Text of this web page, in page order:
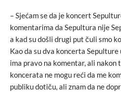
– Sjećam se da je koncert
komentarima da Sepultura nije
a kad su došli drugi put čuli smo
Kao da su dva koncerta
ima pravo na komentar, ali
koncerata ne mogu reći da me
publiku dotiču, ali znam da ne